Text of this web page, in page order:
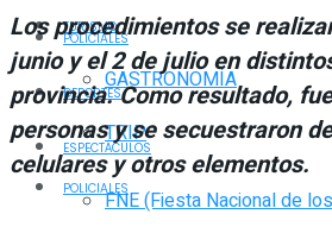
POLICIALES
DEPORTES
ESPECTÁCULOS
FNE (Fiesta Nacional de
TURISMO
GASTRONOMÍA
TRIP
POLICIALES
Los procedimientos se
junio y el 2 de julio en
provincia. Como resultado,
personas y se secuestraron
celulares y otros elementos.